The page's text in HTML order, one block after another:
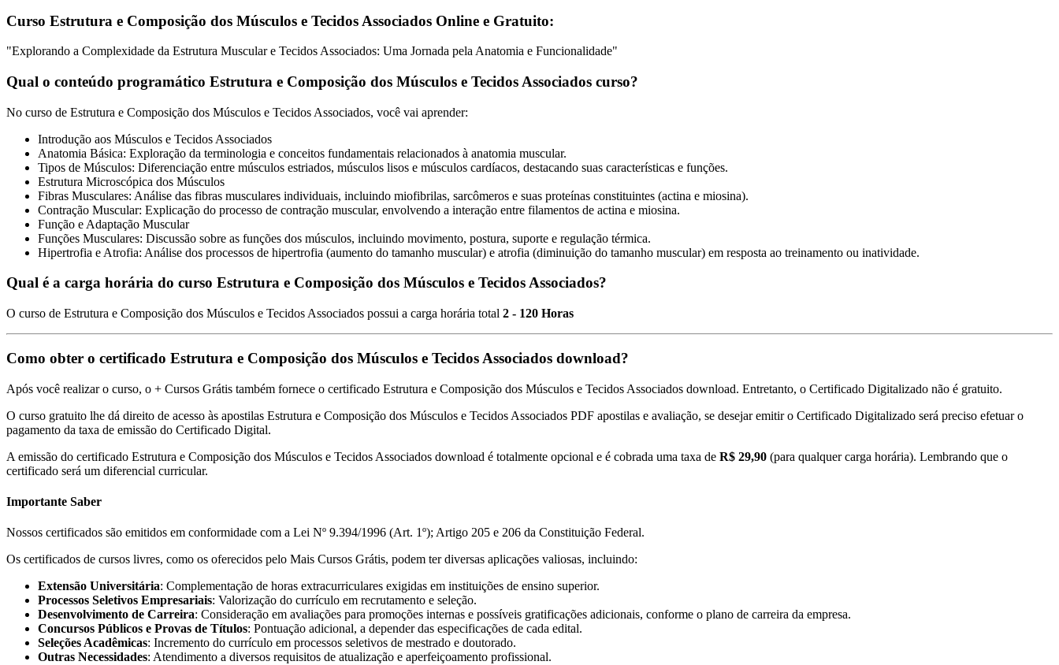
Curso Estrutura e Composição dos Músculos e Tecidos Associados Online e Gratuito:
"Explorando a Complexidade da Estrutura Muscular e Tecidos Associados: Uma Jornada pela Anatomia e Funcionalidade"
Qual o conteúdo programático Estrutura e Composição dos Músculos e Tecidos Associados curso?
No curso de Estrutura e Composição dos Músculos e Tecidos Associados, você vai aprender:
Introdução aos Músculos e Tecidos Associados
Anatomia Básica: Exploração da terminologia e conceitos fundamentais relacionados à anatomia muscular.
Tipos de Músculos: Diferenciação entre músculos estriados, músculos lisos e músculos cardíacos, destacando suas características e funções.
Estrutura Microscópica dos Músculos
Fibras Musculares: Análise das fibras musculares individuais, incluindo miofibrilas, sarcômeros e suas proteínas constituintes (actina e miosina).
Contração Muscular: Explicação do processo de contração muscular, envolvendo a interação entre filamentos de actina e miosina.
Função e Adaptação Muscular
Funções Musculares: Discussão sobre as funções dos músculos, incluindo movimento, postura, suporte e regulação térmica.
Hipertrofia e Atrofia: Análise dos processos de hipertrofia (aumento do tamanho muscular) e atrofia (diminuição do tamanho muscular) em resposta ao treinamento ou inatividade.
Qual é a carga horária do curso Estrutura e Composição dos Músculos e Tecidos Associados?
O curso de Estrutura e Composição dos Músculos e Tecidos Associados possui a carga horária total 2 - 120 Horas
Como obter o certificado Estrutura e Composição dos Músculos e Tecidos Associados download?
Após você realizar o curso, o + Cursos Grátis também fornece o certificado Estrutura e Composição dos Músculos e Tecidos Associados download. Entretanto, o Certificado Digitalizado não é gratuito.
O curso gratuito lhe dá direito de acesso às apostilas Estrutura e Composição dos Músculos e Tecidos Associados PDF apostilas e avaliação, se desejar emitir o Certificado Digitalizado será preciso efetuar o
pagamento da taxa de emissão do Certificado Digital.
A emissão do certificado Estrutura e Composição dos Músculos e Tecidos Associados download é totalmente opcional e é cobrada uma taxa de R$ 29,90 (para qualquer carga horária). Lembrando que o
certificado será um diferencial curricular.
Importante Saber
Nossos certificados são emitidos em conformidade com a Lei Nº 9.394/1996 (Art. 1º); Artigo 205 e 206 da Constituição Federal.
Os certificados de cursos livres, como os oferecidos pelo Mais Cursos Grátis, podem ter diversas aplicações valiosas, incluindo:
Extensão Universitária: Complementação de horas extracurriculares exigidas em instituições de ensino superior.
Processos Seletivos Empresariais: Valorização do currículo em recrutamento e seleção.
Desenvolvimento de Carreira: Consideração em avaliações para promoções internas e possíveis gratificações adicionais, conforme o plano de carreira da empresa.
Concursos Públicos e Provas de Títulos: Pontuação adicional, a depender das especificações de cada edital.
Seleções Acadêmicas: Incremento do currículo em processos seletivos de mestrado e doutorado.
Outras Necessidades: Atendimento a diversos requisitos de atualização e aperfeiçoamento profissional.